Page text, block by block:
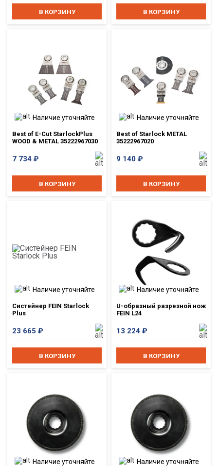
В КОРЗИНУ В КОРЗИНУ
Наличие уточняйте
Best of E-Cut StarlockPlus
WOOD & METAL 35222967030
7 734 ₽
В КОРЗИНУ
Наличие уточняйте
Best of Starlock METAL
35222967020
9 140 ₽
В КОРЗИНУ
Наличие уточняйте
Систейнер FEIN Starlock
Plus
23 665 ₽
В КОРЗИНУ
Наличие уточняйте
U-образный разрезной нож
FEIN L24
13 224 ₽
В КОРЗИНУ
Наличие уточняйте Наличие уточняйте